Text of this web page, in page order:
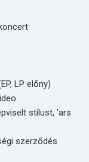
LP előny)
stílust, 'ars
szerződés